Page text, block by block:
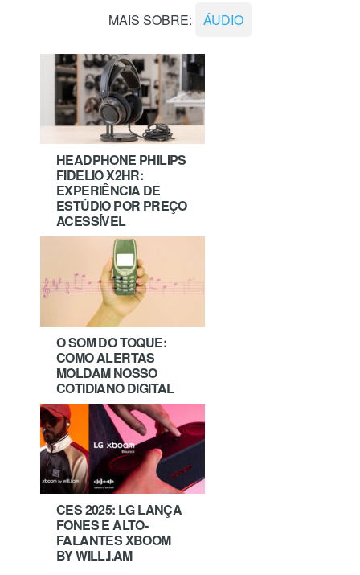
MAIS SOBRE: ÁUDIO
HEADPHONE PHILIPS
FIDELIO X2HR:
EXPERIÊNCIA DE
ESTÚDIO POR PREÇO
ACESSÍVEL
O SOM DO TOQUE:
COMO ALERTAS
MOLDAM NOSSO
COTIDIANO DIGITAL
CES 2025: LG LANÇA
FONES E ALTO-
FALANTES XBOOM
BY WILL.I.AM